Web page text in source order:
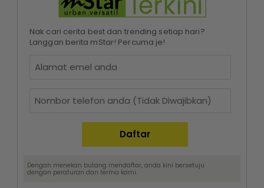
Nak cari cerita best dan trending setiap hari?
Langgan berita mStar! Percuma je!
Dengan menekan butang mendaftar, anda kini bersetuju
dengan peraturan dan terma kami.